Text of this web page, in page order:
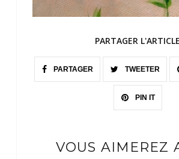
PARTAGER L'ARTICLE
PARTAGER TWEETER
PIN IT
VOUS AIMEREZ